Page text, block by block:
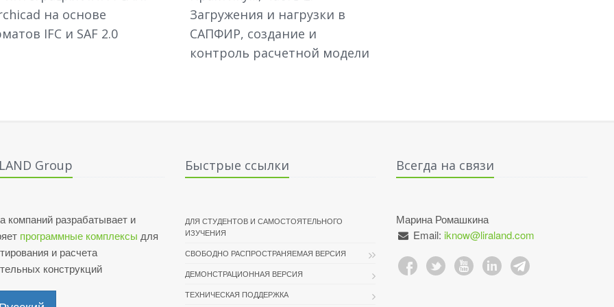
на основе
IFC и SAF 2.0
Загружения и нагрузки в
САПФИР, создание и
контроль расчетной модели
Group
компаний разрабатывает и
программные комплексы для
и расчета
конструкций
Быстрые ссылки
ДЛЯ СТУДЕНТОВ И САМОСТОЯТЕЛЬНОГО
ИЗУЧЕНИЯ
СВОБОДНО РАСПРОСТРАНЯЕМАЯ ВЕРСИЯ
ДЕМОНСТРАЦИОННАЯ ВЕРСИЯ
ТЕХНИЧЕСКАЯ ПОДДЕРЖКА
Всегда на связи
Марина Ромашкина
Email: iknow@liraland.com